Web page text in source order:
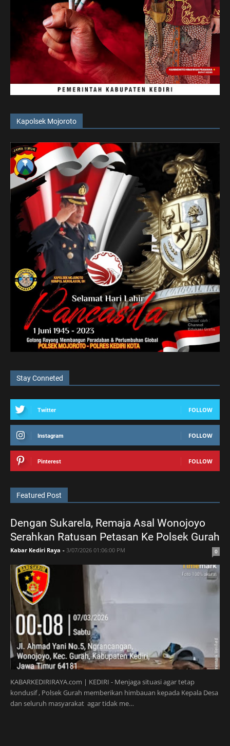
Kapolsek Mojoroto
Stay Conneted
Twitter FOLLOW
Instagram FOLLOW
Pinterest FOLLOW
Featured Post
Dengan Sukarela, Remaja Asal Wonojoyo
Serahkan Ratusan Petasan Ke Polsek Gurah
Kabar Kediri Raya - 3/07/2026 01:06:00 PM 0
KABARKEDIRIRAYA.com | KEDIRI - Menjaga situasi agar tetap
kondusif , Polsek Gurah memberikan himbauan kepada Kepala Desa
dan seluruh masyarakat agar tidak me…